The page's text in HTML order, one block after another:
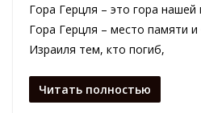
Гора Герцля – это гора нашей
Гора Герцля – место памяти
Израиля тем, кто погиб,
Читать полностью